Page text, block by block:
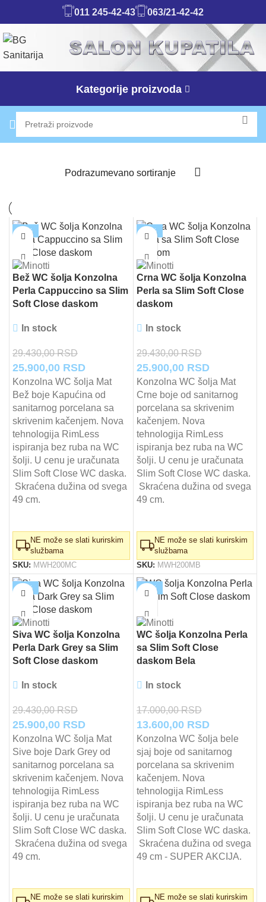
011 245-42-43 063/21-42-42
Kategorije proizvoda
-12%
Bež WC šolja Konzolna
Perla Cappuccino sa Slim
Soft Close daskom
In stock
29.430,00RSD
Originalna
cena
je
bila:
29.430,00 RSD.
25.900,00 RSDTrenutna
cena
je:
25.900,00 RSD.
Konzolna WC šolja Mat
Bež boje Kapućina od
sanitarnog porcelana sa
skrivenim kačenjem. Nova
tehnologija RimLess
ispiranja bez ruba na WC
šolji. U cenu je uračunata
Slim Soft Close WC daska.
Skraćena dužina od svega
49 cm.
NE može se slati kurirskim
službama
SKU: MWH200MC
-12%
Crna WC šolja Konzolna
Perla sa Slim Soft Close
daskom
In stock
29.430,00RSD
Originalna
cena
je
bila:
29.430,00 RSD.
25.900,00 RSDTrenutna
cena
je:
25.900,00
Konzolna WC šolja Mat
Crne boje od sanitarnog
porcelana sa skrivenim
kačenjem. Nova
tehnologija RimLess
ispiranja bez ruba na WC
šolji. U cenu je uračunata
Slim Soft Close WC daska.
Skraćena dužina od svega
49 cm.
NE može se slati kurirskim
službama
SKU: MWH200MB
-12%
Siva WC šolja Konzolna
Perla Dark Grey sa Slim
Soft Close daskom
In stock
29.430,00RSD
Originalna
cena
je
bila:
29.430,00 RSD.
25.900,00 RSDTrenutna
cena
je:
25.900,00 RSD.
Konzolna WC šolja Mat
Sive boje Dark Grey od
sanitarnog porcelana sa
skrivenim kačenjem. Nova
tehnologija RimLess
ispiranja bez ruba na WC
šolji. U cenu je uračunata
Slim Soft Close WC daska.
Skraćena dužina od svega
49 cm.
NE može se slati kurirskim
-20%
WC šolja Konzolna Perla
sa Slim Soft Close
daskom Bela
In stock
17.000,00RSD
Originalna
cena
je
bila:
17.000,00 RSD.
13.600,00 RSDTrenutna
cena
je:
13.600,00
Konzolna WC šolja bele
sjaj boje od sanitarnog
porcelana sa skrivenim
kačenjem. Nova
tehnologija RimLess
ispiranja bez ruba na WC
šolji. U cenu je uračunata
Slim Soft Close WC daska.
Skraćena dužina od svega
49 cm - SUPER AKCIJA.
NE može se slati kurirskim